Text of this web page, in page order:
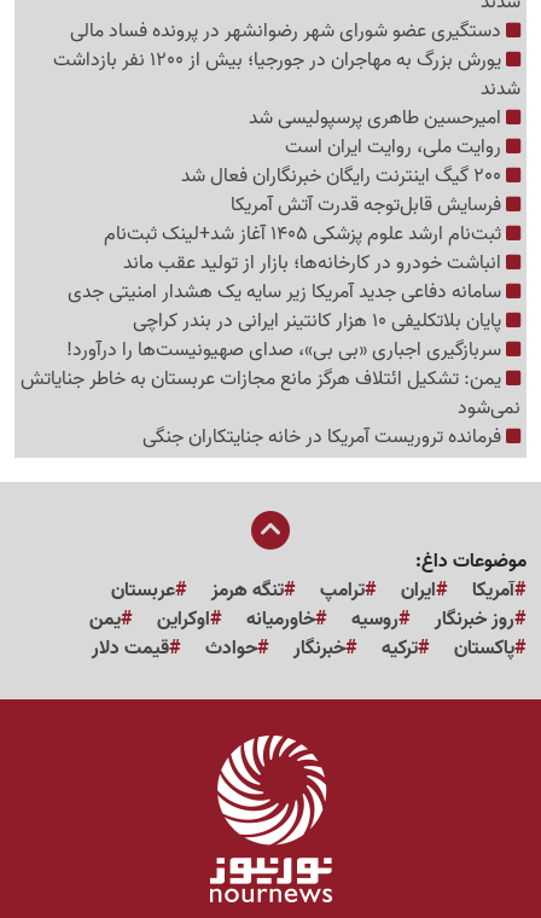
دستگیری عضو شورای شهر رضوانشهر در پرونده فساد مالی
یورش بزرگ به مهاجران در جورجیا؛ بیش از 1200 نفر بازداشت
شدند
امیرحسین طاهری پرسپولیسی شد
روایت ملی، روایت ایران است
فرسایش قابل‌توجه قدرت آتش آمریکا
ثبت‌نام ارشد علوم پزشکی 1405 آغاز شد+لینک ثبت‌نام
انباشت خودرو در کارخانه‌ها؛ بازار از تولید عقب ماند
سامانه دفاعی جدید آمریکا زیر سایه یک هشدار امنیتی جدی
پایان بلاتکلیفی 10 هزار کانتینر ایرانی در بندر کراچی
سربازگیری اجباری «بی بی»، صدای صهیونیست‌ها را درآورد!
یمن: تشکیل ائتلاف هرگز مانع مجازات عربستان به خاطر جنایاتش
نمی‌شود
فرمانده تروریست آمریکا در خانه جنایتکاران جنگی
موضوعات داغ:
آمریکا
ایران ترامپ تنگه هرمز
عربستان
روز خبرنگار
روسیه خاورمیانه اوکراین
یمن
پاکستان
ترکیه خبرنگار حوادث قیمت دلار